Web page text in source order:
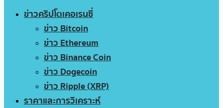
ข่าวคริปโตเคอเรนซี่
ข่าว Bitcoin
ข่าว Ethereum
ข่าว Binance Coin
ข่าว Dogecoin
ข่าว Ripple (XRP)
ราคาและการวิเคราะห์